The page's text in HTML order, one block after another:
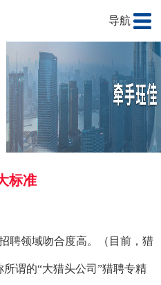
导航
标准
聘领域吻合度高。（目前，猎
谓的“大猎头公司”猎聘专精